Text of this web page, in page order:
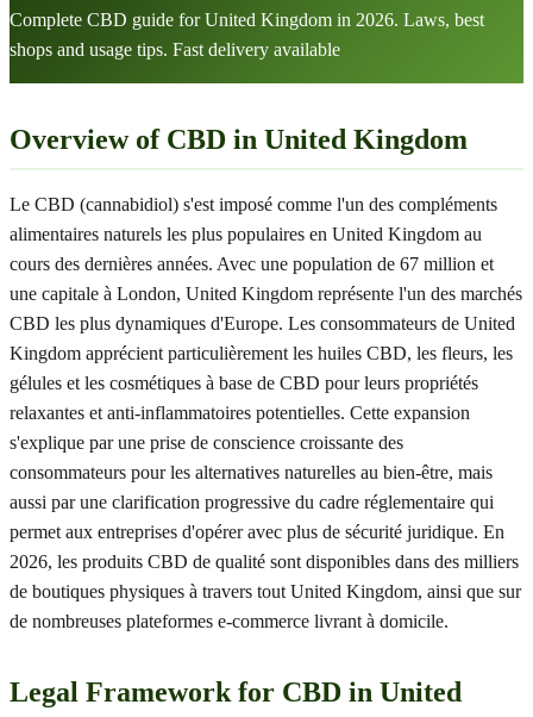
Complete CBD guide for United Kingdom in 2026. Laws, best
shops and usage tips. Fast delivery available
Overview of CBD in United Kingdom
Le CBD (cannabidiol) s'est imposé comme l'un des compléments
alimentaires naturels les plus populaires en United Kingdom au
cours des dernières années. Avec une population de 67 million et
une capitale à London, United Kingdom représente l'un des marchés
CBD les plus dynamiques d'Europe. Les consommateurs de United
Kingdom apprécient particulièrement les huiles CBD, les fleurs, les
gélules et les cosmétiques à base de CBD pour leurs propriétés
relaxantes et anti-inflammatoires potentielles. Cette expansion
s'explique par une prise de conscience croissante des
consommateurs pour les alternatives naturelles au bien-être, mais
aussi par une clarification progressive du cadre réglementaire qui
permet aux entreprises d'opérer avec plus de sécurité juridique. En
2026, les produits CBD de qualité sont disponibles dans des milliers
de boutiques physiques à travers tout United Kingdom, ainsi que sur
de nombreuses plateformes e-commerce livrant à domicile.
Legal Framework for CBD in United